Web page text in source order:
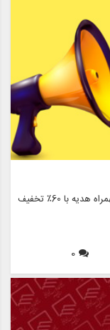
100 نسخه از آثار انتشارات بین المللی میراث شراق بهمراه هدیه با 60٪ تخفیف
0